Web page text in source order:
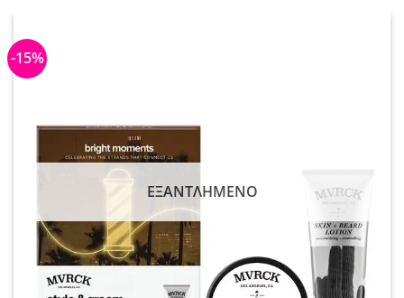
-15%
ΕΞΑΝΤΛΗΜΈΝΟ